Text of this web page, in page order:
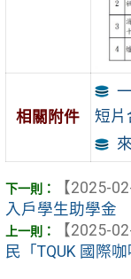
相關附件
短片
【2025-
入戶學生助學金
【2025-
民「TQUK 國際